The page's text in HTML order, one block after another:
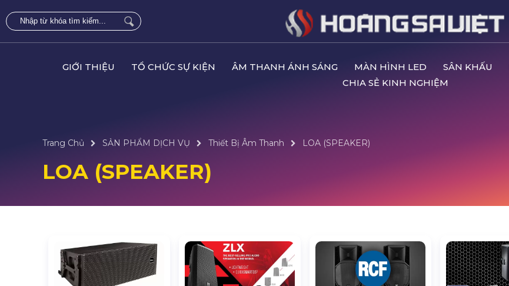
GIỚI THIỆU TỔ CHỨC SỰ KIỆN ÂM THANH ÁNH SÁNG MÀN HÌNH LED SÂN KHẤU
CHIA SẺ KINH NGHIỆM
Trang Chủ SẢN PHẨM DỊCH VỤ Thiết Bị Âm Thanh LOA (SPEAKER)
LOA (SPEAKER)